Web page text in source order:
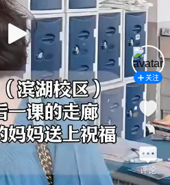
关注
4
评论